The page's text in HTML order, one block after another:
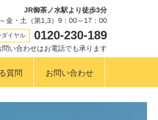
JR御茶ノ水駅より徒歩3分
金・土（第1,3）9：00～17：00
ダイヤル 0120-230-189
問い合わせはお電話でも承ります
質問 お問い合わせ